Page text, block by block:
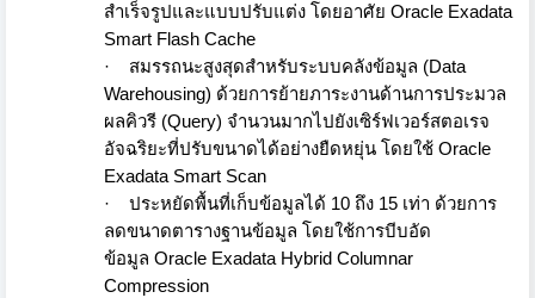
สำเร็จรูปและแบบปรับแต่ง โดยอาศัย Oracle Exadata
Smart Flash Cache
·
สมรรถนะสูงสุดสำหรับระบบคลังข้อมูล (Data
Warehousing) ด้วยการย้ายภาระงานด้านการประมวล
ผลคิวรี (Query) จำนวนมากไปยังเซิร์ฟเวอร์สตอเรจ
อัจฉริยะที่ปรับขนาดได้อย่างยืดหยุ่น โดยใช้ Oracle
Exadata Smart Scan
·
ประหยัดพื้นที่เก็บข้อมูลได้ 10 ถึง 15 เท่า ด้วยการ
ลดขนาดตารางฐานข้อมูล โดยใช้การบีบอัด
ข้อมูล Oracle Exadata Hybrid Columnar
Compression